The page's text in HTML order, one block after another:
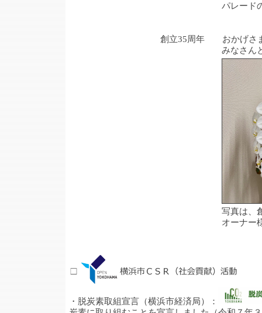
パレードのテレビ
創立35周年 おかげさま
みなさんとともに
写真は、創立のとき
オーナー様からい
・脱炭素取組宣言（横浜市経済局）：